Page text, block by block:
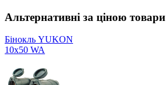
Альтернативні за ціною товари
Бінокль YUKON
10x50 WA